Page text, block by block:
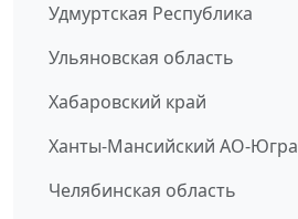
Удмуртская Республика
Ульяновская область
Хабаровский край
Ханты-Мансийский АО-Югра
Челябинская область